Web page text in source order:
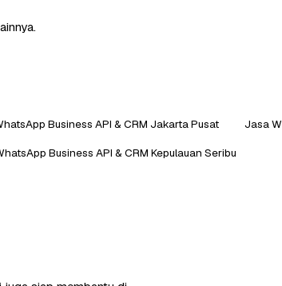
Business API & CRM Jakarta Pusat
Jasa
Business API & CRM Kepulauan Seribu